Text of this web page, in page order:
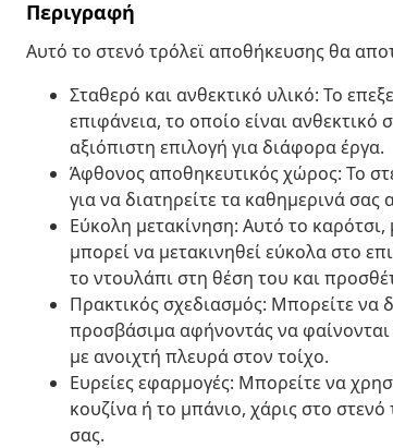
Περιγραφή
Αυτό το στενό τρόλεϊ αποθήκευσης θα
Σταθερό και ανθεκτικό υλικό: Το
επιφάνεια, το οποίο είναι
αξιόπιστη επιλογή για διάφορα έργα.
Άφθονος αποθηκευτικός χώρος: Το
για να διατηρείτε τα καθημερινά
Εύκολη μετακίνηση: Αυτό το
μπορεί να μετακινηθεί εύκολα στο
το ντουλάπι στη θέση του και
Πρακτικός σχεδιασμός: Μπορείτε να
προσβάσιμα αφήνοντάς να
με ανοιχτή πλευρά στον τοίχο.
Ευρείες εφαρμογές: Μπορείτε να
κουζίνα ή το μπάνιο, χάρις στο
σας.